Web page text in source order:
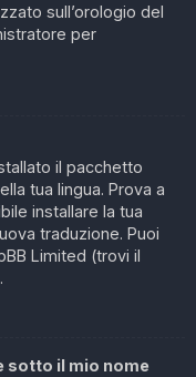
sull’orologio del
per
il pacchetto
tua lingua. Prova a
installare la tua
traduzione. Puoi
Limited (trovi il
sotto il mio nome